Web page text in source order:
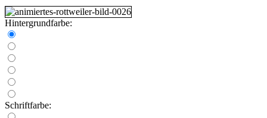
Hintergrundfarbe:
Schriftfarbe: